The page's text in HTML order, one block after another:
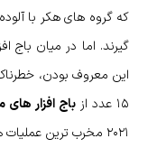
که گروه های هکر با
گیرند. اما در میان باج
این معروف بودن،
۱۵ عدد از
باج‌ افزار‌
۲۰۲۱ مخرب‌ ترین عملیات‌ ها را انجام داده‌ اند.